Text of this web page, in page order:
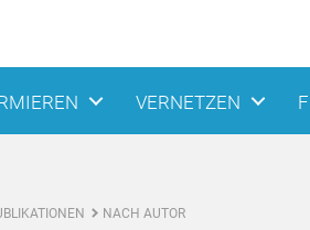
VERNETZEN
NACH AUTOR